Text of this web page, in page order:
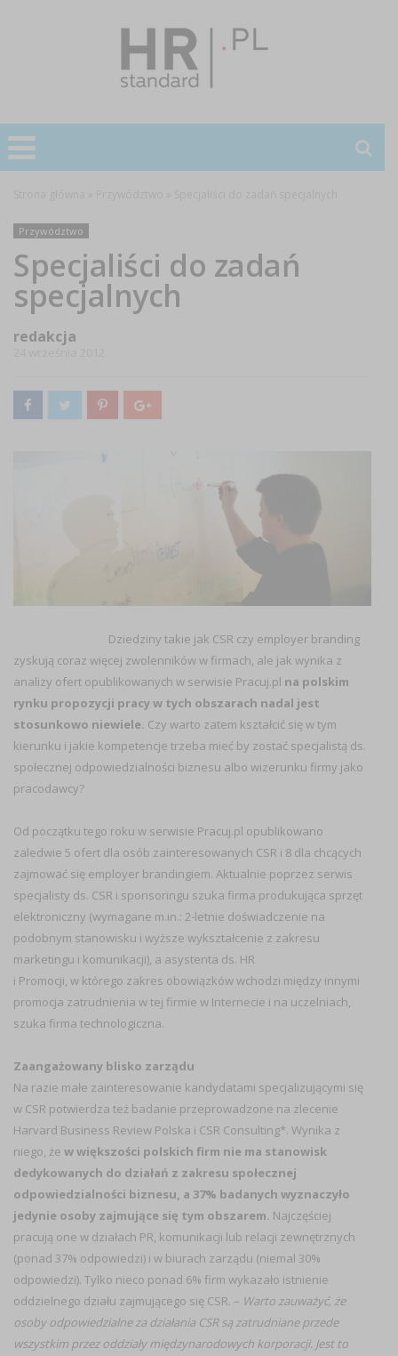
Przywództwo
Specjaliści do zadań
specjalnych
redakcja
Dziedziny takie jak CSR czy employer branding
zyskują coraz więcej zwolenników w firmach, ale jak wynika z
analizy ofert opublikowanych w serwisie Pracuj.pl na polskim
rynku propozycji pracy w tych obszarach nadal jest
stosunkowo niewiele. Czy warto zatem kształcić się w tym
kierunku i jakie kompetencje trzeba mieć by zostać specjalistą ds.
społecznej odpowiedzialności biznesu albo wizerunku firmy jako
pracodawcy?
Od początku tego roku w serwisie Pracuj.pl opublikowano
zaledwie 5 ofert dla osób zainteresowanych CSR i 8 dla chcących
zajmować się employer brandingiem. Aktualnie poprzez serwis
specjalisty ds. CSR i sponsoringu szuka firma produkująca sprzęt
elektroniczny (wymagane m.in.: 2-letnie doświadczenie na
podobnym stanowisku i wyższe wykształcenie z zakresu
marketingu i komunikacji), a asystenta ds. HR
i Promocji, w którego zakres obowiązków wchodzi między innymi
promocja zatrudnienia w tej firmie w Internecie i na uczelniach,
szuka firma technologiczna.
Zaangażowany blisko zarządu
Na razie małe zainteresowanie kandydatami specjalizującymi się
w CSR potwierdza też badanie przeprowadzone na zlecenie
Harvard Business Review Polska i CSR Consulting*. Wynika z
niego, że w większości polskich firm nie ma stanowisk
dedykowanych do działań z zakresu społecznej
odpowiedzialności biznesu, a 37% badanych wyznaczyło
jedynie osoby zajmujące się tym obszarem. Najczęściej
pracują one w działach PR, komunikacji lub relacji zewnętrznych
(ponad 37% odpowiedzi) i w biurach zarządu (niemal 30%
odpowiedzi). Tylko nieco ponad 6% firm wykazało istnienie
oddzielnego działu zajmującego się CSR. – Warto zauważyć, że
osoby odpowiedzialne za działania CSR są zatrudniane przede
wszystkim przez oddziały międzynarodowych korporacji. Jest to